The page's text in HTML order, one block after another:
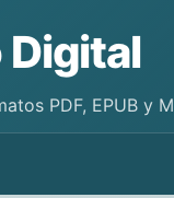
Digital
PDF, EPUB y